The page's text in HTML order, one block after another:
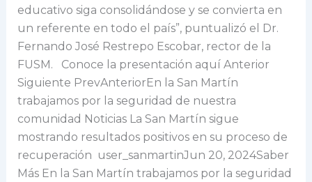
educativo siga consolidándose y se convierta en
un referente en todo el país”, puntualizó el Dr.
Fernando José Restrepo Escobar, rector de la
FUSM. Conoce la presentación aquí Anterior
Siguiente PrevAnteriorEn la San Martín
trabajamos por la seguridad de nuestra
comunidad Noticias La San Martín sigue
mostrando resultados positivos en su proceso de
recuperación user_sanmartinJun 20, 2024Saber
Más En la San Martín trabajamos por la seguridad